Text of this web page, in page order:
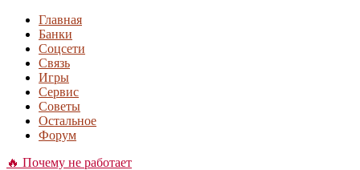
Главная
Банки
Соцсети
Связь
Игры
Сервис
Советы
Остальное
Форум
🔥 Почему не работает